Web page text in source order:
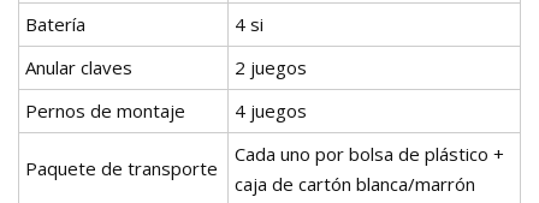
Batería
4 si
Anular claves
2 juegos
Pernos de montaje
4 juegos
Paquete de transporte
Cada uno por bolsa de plástico +
caja de cartón blanca/marrón